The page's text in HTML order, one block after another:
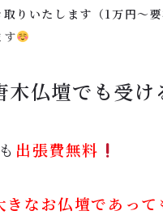
りいたします（1万円〜
す
仏壇でも受け
出張費無料
きなお仏壇であっ